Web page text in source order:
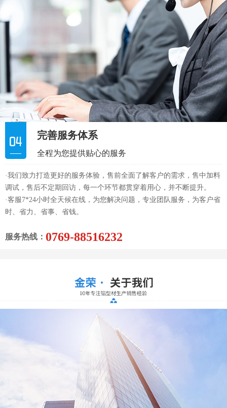
完善服务体系
全程为您提供贴心的服务
·我们致力打造更好的服务体验，售前全面了解客户的需求，售中加料
调试，售后不定期回访，每一个环节都贯穿着用心，并不断提升。
·客服7*24小时全天候在线，为您解决问题，专业团队服务，为客户省
时、省力、省事、省钱。
服务热线： 0769-88516232
关于我们
东莞市金荣铝制品位于东莞市望牛墩镇，是一家集
生产和销售铝型材为一体。主要生产销售的各种工业铝
型材：装饰铝材，灯饰铝材，家具铝材，门窗铝材，卫
浴铝材等等。产品包括:机械流水线支架，散热器、LED
电源盒 LED散热器 LED外壳 LED灯太阳花散热器 LED
显示屏边框、LED灯杯、铝面板、LED灯...